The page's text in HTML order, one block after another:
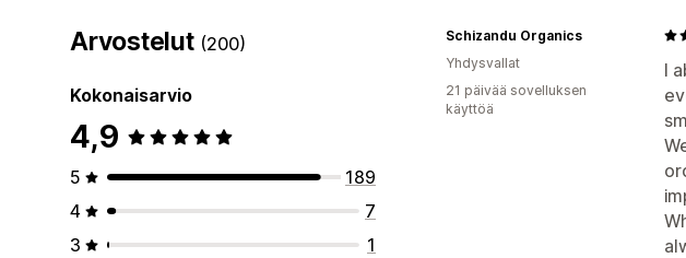
Arvostelut (200)
Kokonaisarvio
4,9
5
189
4
7
3
1
I
Schizandu Organics
Yhdysvallat
21 päivää sovelluksen
käyttöä